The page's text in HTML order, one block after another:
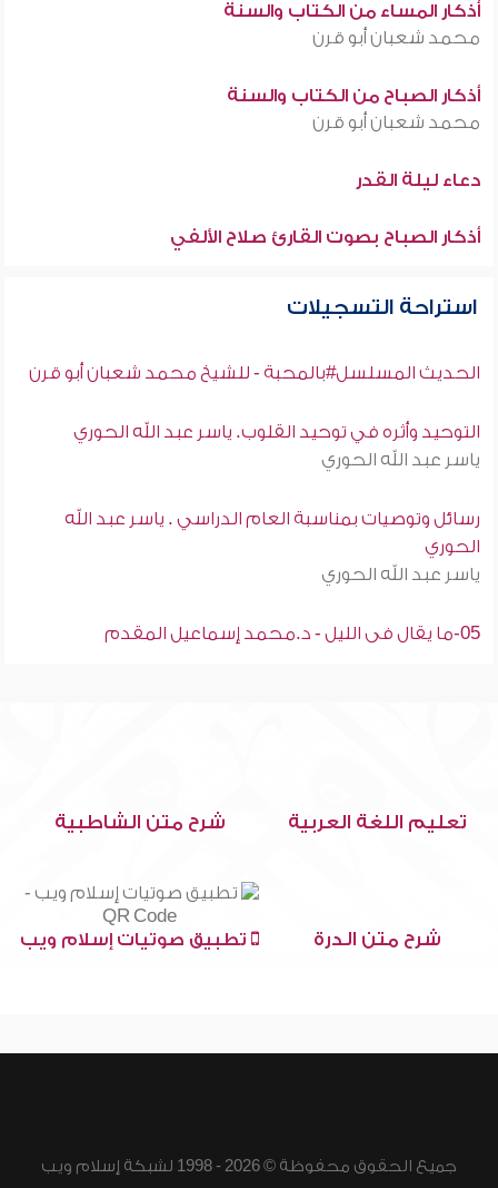
أذكار المساء من الكتاب والسنة
محمد شعبان أبو قرن
أذكار الصباح من الكتاب والسنة
محمد شعبان أبو قرن
دعاء ليلة القدر
أذكار الصباح بصوت القارئ صلاح الألفي
استراحة التسجيلات
الحديث المسلسل#بالمحبة - للشيخ محمد شعبان أبو قرن
التوحيد وأثره في توحيد القلوب. ياسر عبد الله الحوري
ياسر عبد الله الحوري
رسائل وتوصيات بمناسبة العام الدراسي . ياسر عبد الله
الحوري
ياسر عبد الله الحوري
05-ما يقال فى الليل - د.محمد إسماعيل المقدم
تعليم اللغة العربية شرح متن الشاطبية
شرح متن الدرة تطبيق صوتيات إسلام ويب
جميع الحقوق محفوظة © 2026 - 1998 لشبكة إسلام ويب